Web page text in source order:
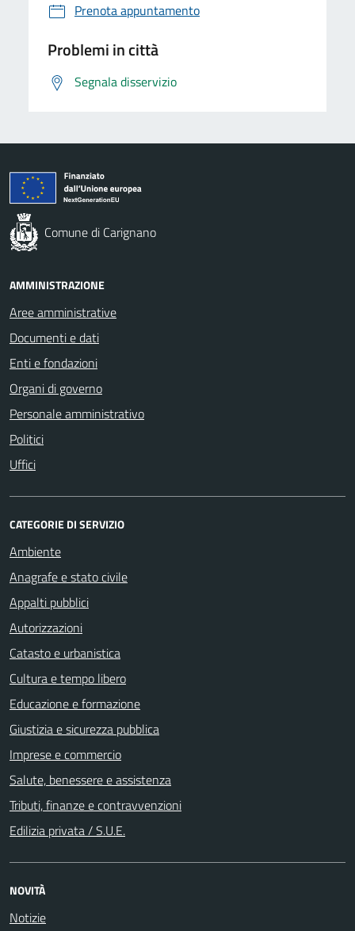
Prenota appuntamento
Problemi in città
Segnala disservizio
Comune di Carignano
AMMINISTRAZIONE
Aree amministrative
Documenti e dati
Enti e fondazioni
Organi di governo
Personale amministrativo
Politici
Uffici
CATEGORIE DI SERVIZIO
Ambiente
Anagrafe e stato civile
Appalti pubblici
Autorizzazioni
Catasto e urbanistica
Cultura e tempo libero
Educazione e formazione
Giustizia e sicurezza pubblica
Imprese e commercio
Salute, benessere e assistenza
Tributi, finanze e contravvenzioni
Edilizia privata / S.U.E.
NOVITÀ
Notizie